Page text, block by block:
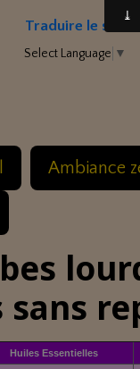
Traduire le site
Select Language ▼
Ambiance
sans
Huiles Essentielles